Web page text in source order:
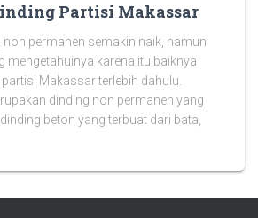
Partisi Makassar
non permanen semakin naik, namun
mengetahuinya karena itu baiknya
Makassar terlebih dahulu.
dinding non permanen yang
beton yang terbuat dari bata,